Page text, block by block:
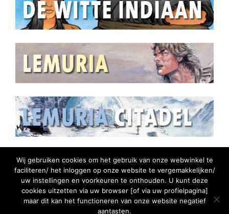
Wij gebruiken cookies om het gebruik van onze webwinkel te
faciliteren/ het inloggen op onze website te vergemakkelijken/
uw instellingen en voorkeuren te onthouden. U kunt deze
cookies uitzetten via uw browser [of via uw profielpagina]
maar dit kan het functioneren van onze website negatief
aantasten.